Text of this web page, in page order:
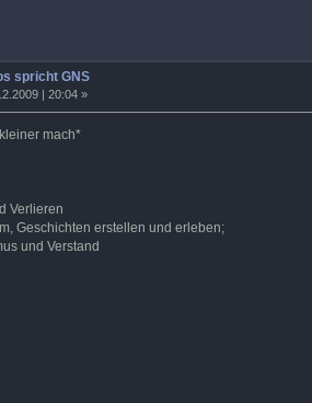
spricht GNS
| 20:04 »
mach*
Verlieren
Geschichten erstellen und erleben;
und Verstand